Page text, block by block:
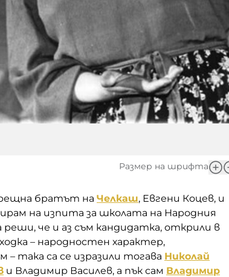
Размер на шрифта
братът на Челкаш, Евгени Коцев, и
на изпита за школата на Народния
че и аз съм кандидатка, открили в
– народностен характер,
така са се изразили тогава Николай
и Владимир Василев, а пък сам Владимир